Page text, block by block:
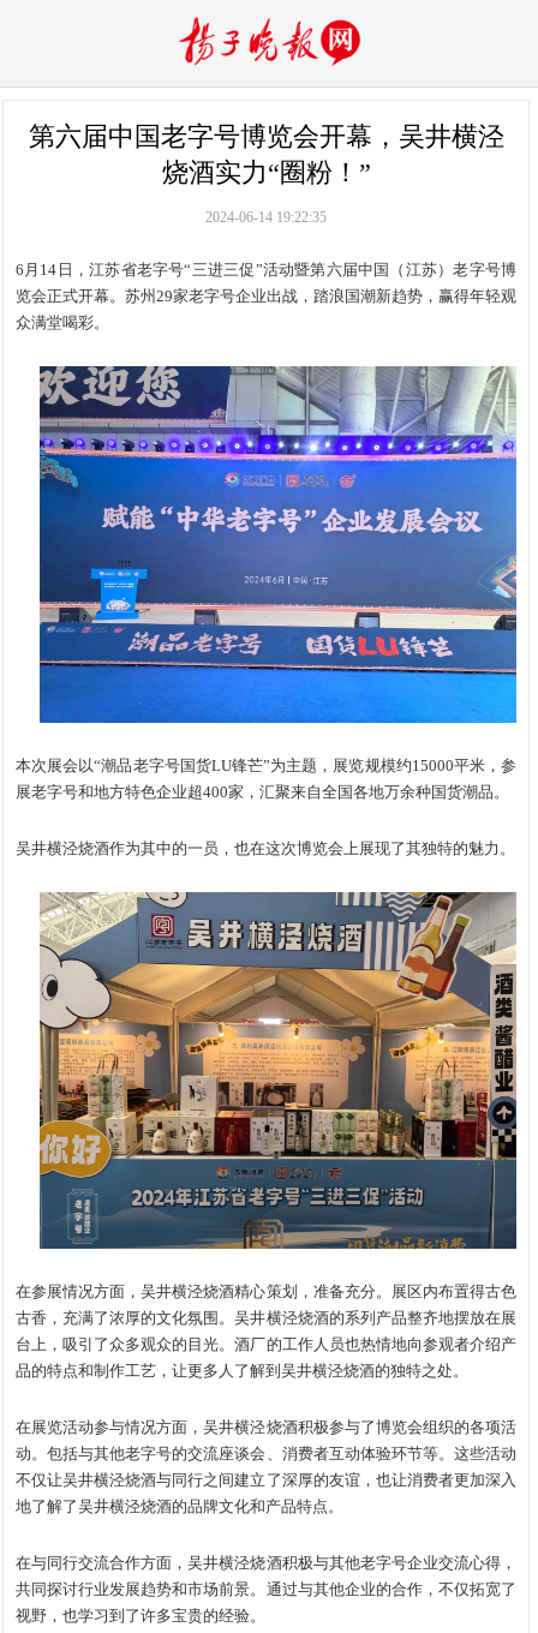
第六届中国老字号博览会开幕，吴井横泾
烧酒实力“圈粉！”
2024-06-14 19:22:35
6月14日，江苏省老字号“三进三促”活动暨第六届中国（江苏）老字号博
览会正式开幕。苏州29家老字号企业出战，踏浪国潮新趋势，赢得年轻观
众满堂喝彩。
本次展会以“潮品老字号国货LU锋芒”为主题，展览规模约15000平米，参
展老字号和地方特色企业超400家，汇聚来自全国各地万余种国货潮品。
吴井横泾烧酒作为其中的一员，也在这次博览会上展现了其独特的魅力。
在参展情况方面，吴井横泾烧酒精心策划，准备充分。展区内布置得古色
古香，充满了浓厚的文化氛围。吴井横泾烧酒的系列产品整齐地摆放在展
台上，吸引了众多观众的目光。酒厂的工作人员也热情地向参观者介绍产
品的特点和制作工艺，让更多人了解到吴井横泾烧酒的独特之处。
在展览活动参与情况方面，吴井横泾烧酒积极参与了博览会组织的各项活
动。包括与其他老字号的交流座谈会、消费者互动体验环节等。这些活动
不仅让吴井横泾烧酒与同行之间建立了深厚的友谊，也让消费者更加深入
地了解了吴井横泾烧酒的品牌文化和产品特点。
在与同行交流合作方面，吴井横泾烧酒积极与其他老字号企业交流心得，
共同探讨行业发展趋势和市场前景。通过与其他企业的合作，不仅拓宽了
视野，也学习到了许多宝贵的经验。